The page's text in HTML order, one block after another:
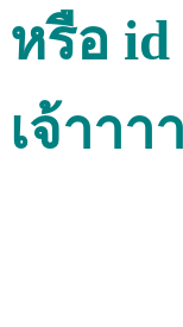
หรือ id
เจ้าาา